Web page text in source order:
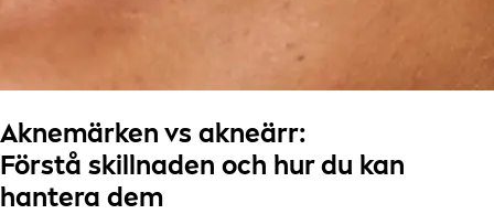
Aknemärken vs akneärr:
Förstå skillnaden och hur du kan
hantera dem